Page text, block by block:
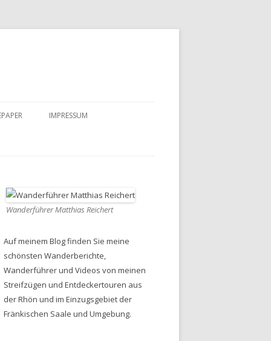
IMPRESSUM
Wanderführer Matthias Reichert
Auf meinem Blog finden Sie meine
schönsten Wanderberichte,
Wanderführer und Videos von meinen
Streifzügen und Entdeckertouren aus
der Rhön und im Einzugsgebiet der
Fränkischen Saale und Umgebung.